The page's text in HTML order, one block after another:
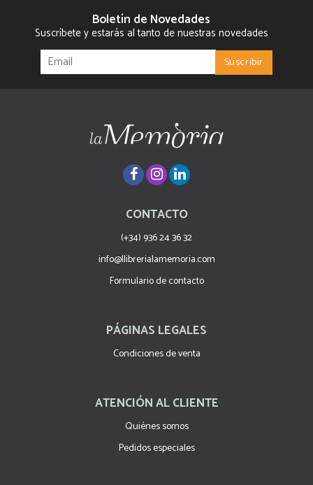
Boletín de Novedades
Suscríbete y estarás al tanto de nuestras novedades
CONTACTO
(+34) 936 24 36 32
info@llibrerialamemoria.com
Formulario de contacto
PÁGINAS LEGALES
Condiciones de venta
ATENCIÓN AL CLIENTE
Quiénes somos
Pedidos especiales